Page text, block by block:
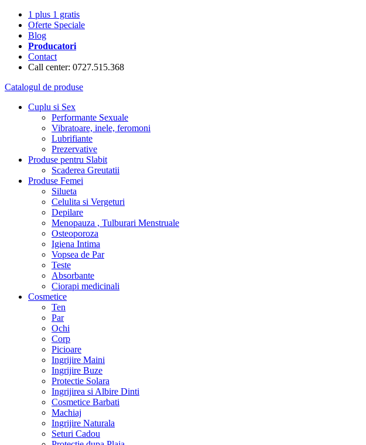
1 plus 1 gratis
Oferte Speciale
Blog
Producatori
Contact
Call center: 0727.515.368
Catalogul de produse
Cuplu si Sex
Performante Sexuale
Vibratoare, inele, feromoni
Lubrifiante
Prezervative
Produse pentru Slabit
Scaderea Greutatii
Produse Femei
Silueta
Celulita si Vergeturi
Depilare
Menopauza , Tulburari Menstruale
Osteoporoza
Igiena Intima
Vopsea de Par
Teste
Absorbante
Ciorapi medicinali
Cosmetice
Ten
Par
Ochi
Corp
Picioare
Ingrijire Maini
Ingrijire Buze
Protectie Solara
Ingrijirea si Albire Dinti
Cosmetice Barbati
Machiaj
Ingrijire Naturala
Seturi Cadou